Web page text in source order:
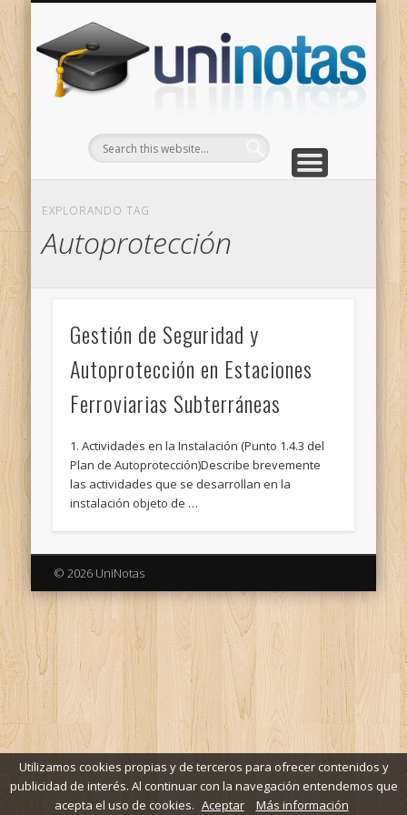
EXPLORANDO TAG
Autoprotección
Gestión de Seguridad y
Autoprotección en Estaciones
Ferroviarias Subterráneas
1. Actividades en la Instalación (Punto 1.4.3 del
Plan de Autoprotección)Describe brevemente
las actividades que se desarrollan en la
instalación objeto de …
© 2026 UniNotas
Utilizamos cookies propias y de terceros para ofrecer contenidos y
publicidad de interés. Al continuar con la navegación entendemos que
acepta el uso de cookies. Aceptar Más información